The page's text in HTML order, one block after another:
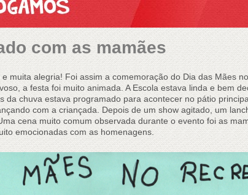
com as mamães
muita alegria! Foi assim a comemoração do Dia das Mães
a festa foi muito animada. A Escola estava linda e bem
da chuva estava programado para acontecer no pátio
com a criançada. Depois de um show agitado, um
cena muito comum observada durante o evento foi as
emocionadas com as homenagens.